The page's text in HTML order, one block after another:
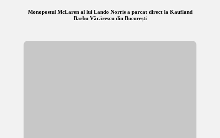
Monopostul McLaren al lui Lando Norris a parcat direct la Kaufland
Barbu Văcărescu din București